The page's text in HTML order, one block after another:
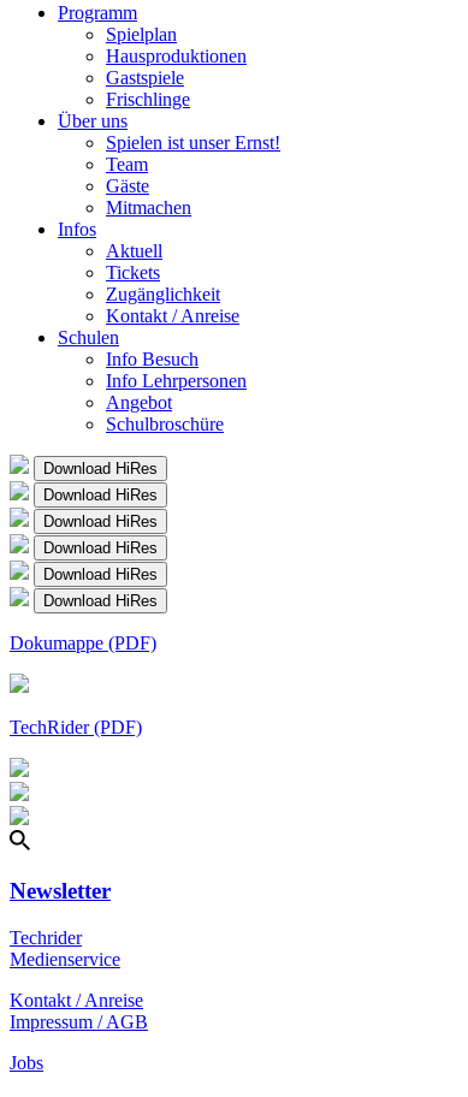
Programm
Spielplan
Hausproduktionen
Gastspiele
Frischlinge
Über uns
Spielen ist unser Ernst!
Team
Gäste
Mitmachen
Infos
Aktuell
Tickets
Zugänglichkeit
Kontakt / Anreise
Schulen
Info Besuch
Info Lehrpersonen
Angebot
Schulbroschüre
Download HiRes
Download HiRes
Download HiRes
Download HiRes
Download HiRes
Download HiRes
Dokumappe (PDF)
TechRider (PDF)
Newsletter
Techrider
Medienservice
Kontakt / Anreise
Impressum / AGB
Jobs